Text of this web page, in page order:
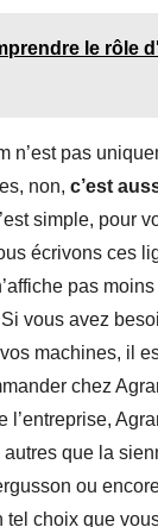
le rôle
n’est pas
non, c’est
simple, pour
écrivons ces
pas
vous avez
machines, il
chez
l’entreprise,
que la
ou
tel choix que